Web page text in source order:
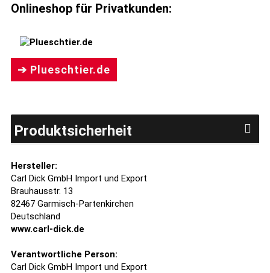
Onlineshop für Privatkunden:
➔ Plueschtier.de
Produktsicherheit
Hersteller:
Carl Dick GmbH Import und Export
Brauhausstr. 13
82467 Garmisch-Partenkirchen
Deutschland
www.carl-dick.de
Verantwortliche Person:
Carl Dick GmbH Import und Export